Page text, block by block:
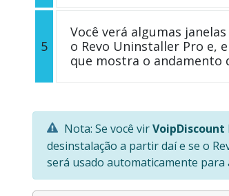
5
Você verá algumas
o Revo Uninstaller Pro e,
que mostra o andamento
Nota: Se você virVoipDiscount
desinstalação a partir daí e se o
será usado automaticamente para